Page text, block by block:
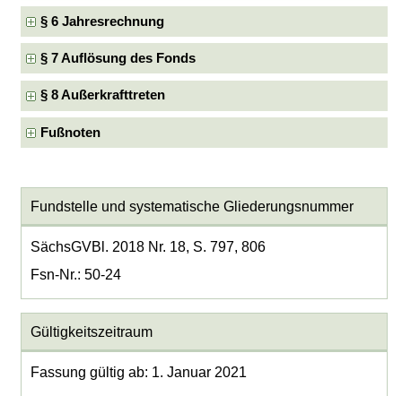
§ 6 Jahresrechnung
§ 7 Auflösung des Fonds
§ 8 Außerkrafttreten
Fußnoten
Fundstelle und systematische Gliederungsnummer
SächsGVBl. 2018 Nr. 18, S. 797, 806
Fsn-Nr.: 50-24
Gültigkeitszeitraum
Fassung gültig ab: 1. Januar 2021